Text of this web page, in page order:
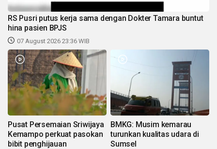
RS Pusri putus kerja sama dengan Dokter Tamara buntut
hina pasien BPJS
07 August 2026 23:36 WIB
Pusat Persemaian Sriwijaya
Kemampo perkuat pasokan
bibit penghijauan
BMKG: Musim kemarau
turunkan kualitas udara di
Sumsel